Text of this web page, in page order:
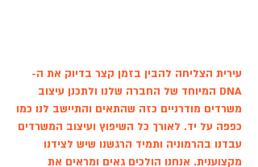
עירית הצליחה להבין בזמן קצר בדיוק את ה-
DNA המיוחד של החברה שלנו ולתכנן עיצוב
משרדים מודרניים כזה שהתאים והתיישב לנו כמו
כפפה על יד. לאורך כל השיפוץ ועיצוב המשרדים
עבדנו בהרמוניה ותמיד הרגשנו שיש לצידנו
מקצוענית. אנחנו הולכים גאים ומראים את